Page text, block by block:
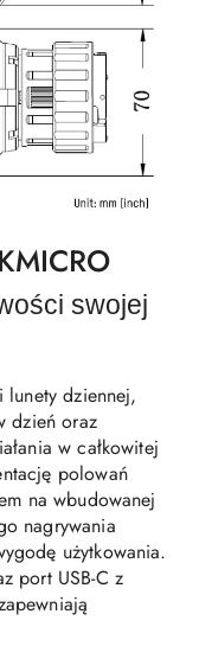
swojej
lunety dziennej,
dzień oraz
w całkowitej
polowań
na wbudowanej
nagrywania
użytkowania.
port USB-C z